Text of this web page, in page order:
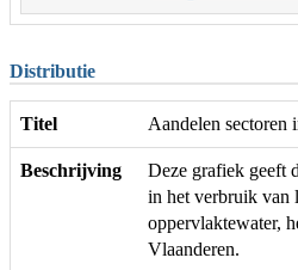
Distributie
Titel Aandelen sectoren
Beschrijving
Deze grafiek geeft
in het verbruik van
oppervlaktewater,
Vlaanderen.